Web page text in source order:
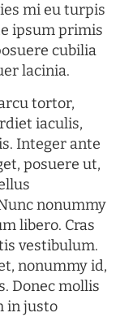
mi eu turpis
ipsum primis
cubilia
lacinia.
tortor,
iaculis,
Integer ante
posuere ut,
nonummy
libero. Cras
vestibulum.
nonummy id,
Donec mollis
in justo